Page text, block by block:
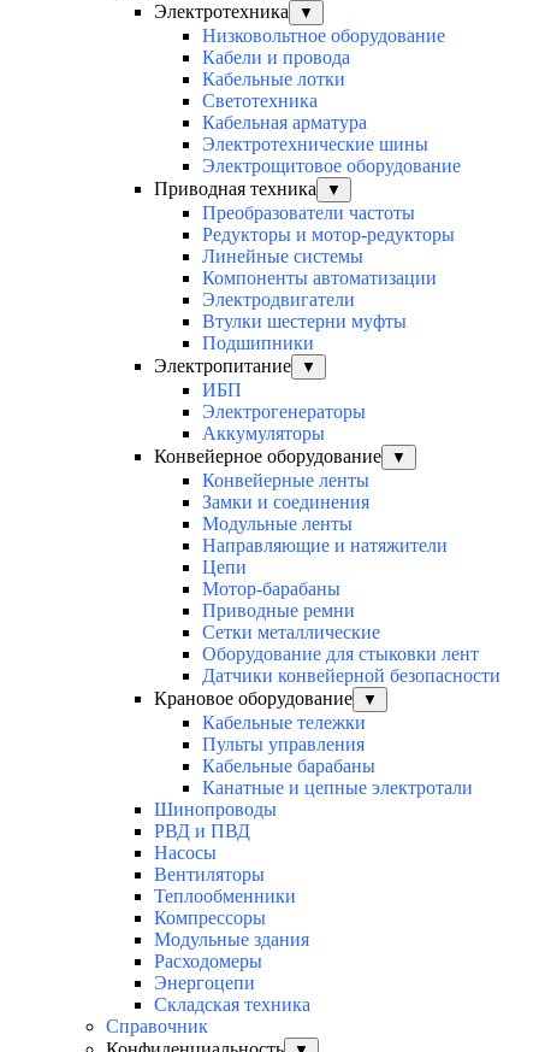
Электротехника ▼
Низковольтное оборудование
Кабели и провода
Кабельные лотки
Светотехника
Кабельная арматура
Электротехнические шины
Электрощитовое оборудование
Приводная техника
▼
Преобразователи частоты
Редукторы и мотор-редукторы
Линейные системы
Компоненты автоматизации
Электродвигатели
Втулки шестерни муфты
Подшипники
Электропитание
▼
ИБП
Электрогенераторы
Аккумуляторы
Конвейерное оборудование
▼
Конвейерные ленты
Замки и соединения
Модульные ленты
Направляющие и натяжители
Цепи
Мотор-барабаны
Приводные ремни
Сетки металлические
Оборудование для стыковки лент
Датчики конвейерной безопасности
Крановое оборудование
▼
Кабельные тележки
Пульты управления
Кабельные барабаны
Канатные и цепные электротали
Шинопроводы
РВД и ПВД
Насосы
Вентиляторы
Теплообменники
Компрессоры
Модульные здания
Расходомеры
Энергоцепи
Складская техника
Справочник